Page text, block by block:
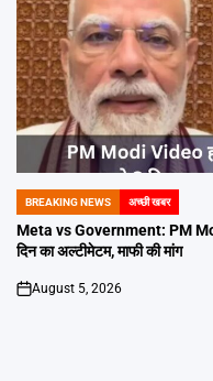
POSTED
IN
BREAKING NEWS अच्छी खबर
Meta vs Government: PM
दिन का अल्टीमेटम, माफी की मांग
on
August 5, 2026